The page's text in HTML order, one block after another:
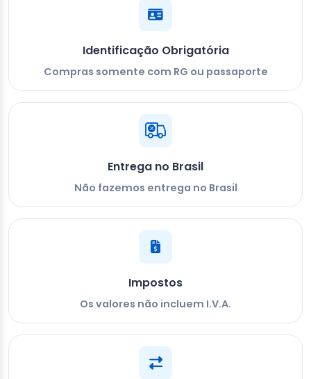
Identificação Obrigatória
Compras somente com RG ou passaporte
Entrega no Brasil
Não fazemos entrega no Brasil
Impostos
Os valores não incluem I.V.A.